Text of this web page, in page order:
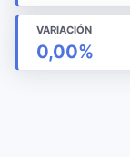
VARIACIÓN
0,00%